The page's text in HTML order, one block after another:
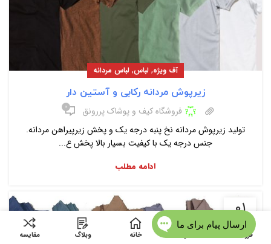
آف ویژه, لباس, لباس مردانه
زیرپوش مردانه رکابی و آستین دار
فروشگاه کیف و پوشاک پررونق ۰
تولید زیرپوش مردانه نخ پنبه درجه یک و پخش زیرپیراهن مردانه.
جنس درجه یک با کیفیت بسیار بالا پخش ع...
ادامه مطلب
01
مارس
فروشگاه خانه وبلاگ مقایسه